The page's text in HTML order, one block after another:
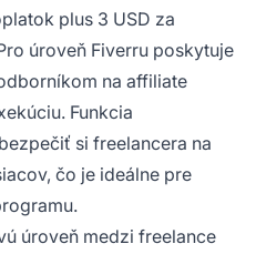
plus 3 USD za
úroveň Fiverru poskytuje
na affiliate
Funkcia
si freelancera na
čo je ideálne pre
úroveň medzi freelance